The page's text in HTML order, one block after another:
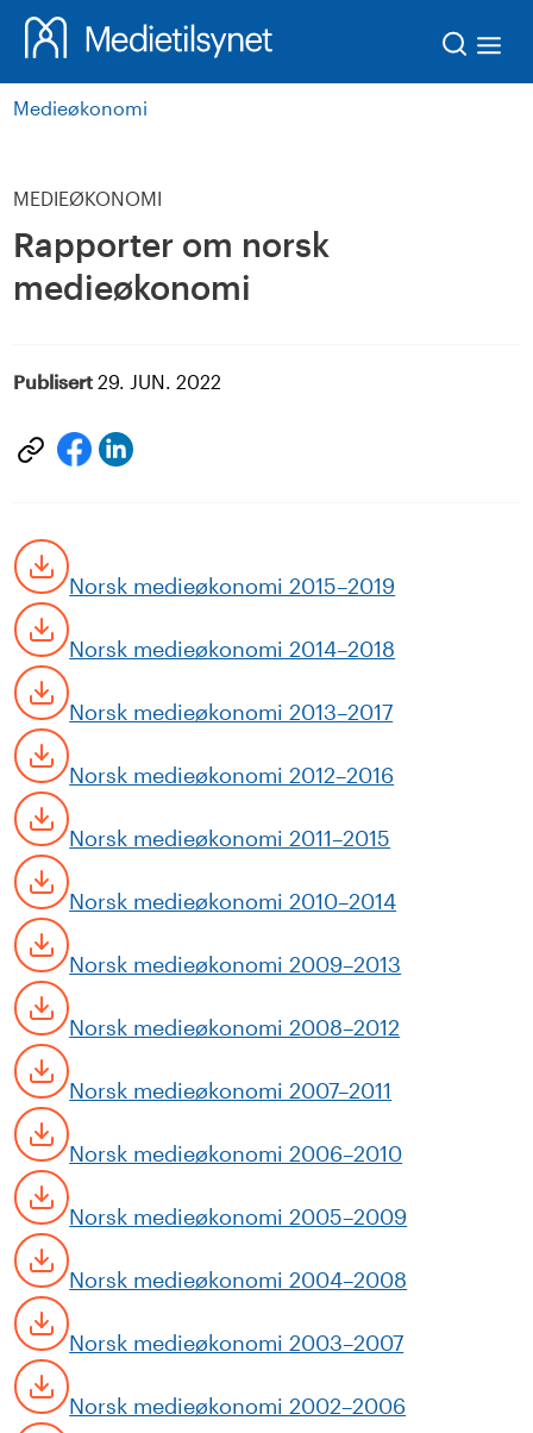
Medieøkonomi
MEDIEØKONOMI
Rapporter om norsk
medieøkonomi
Publisert 29. JUN. 2022
Del Del
Norsk medieøkonomi 2015–2019
Norsk medieøkonomi 2014–2018
Norsk medieøkonomi 2013–2017
Norsk medieøkonomi 2012–2016
Norsk medieøkonomi 2011–2015
Norsk medieøkonomi 2010–2014
Norsk medieøkonomi 2009–2013
Norsk medieøkonomi 2008–2012
Norsk medieøkonomi 2007–2011
Norsk medieøkonomi 2006–2010
Norsk medieøkonomi 2005–2009
Norsk medieøkonomi 2004–2008
Norsk medieøkonomi 2003–2007
Norsk medieøkonomi 2002–2006